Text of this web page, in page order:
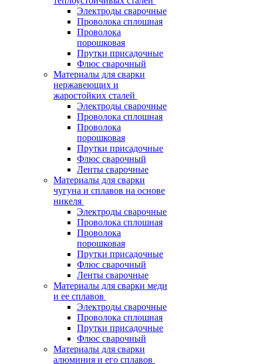
Электроды сварочные
Проволока сплошная
Проволока
порошковая
Прутки присадочные
Флюс сварочный
Материалы для сварки
нержавеющих и
жаростойких сталей
Электроды сварочные
Проволока сплошная
Проволока
порошковая
Прутки присадочные
Флюс сварочный
Ленты сварочные
Материалы для сварки
чугуна и сплавов на основе
никеля
Электроды сварочные
Проволока сплошная
Проволока
порошковая
Прутки присадочные
Флюс сварочный
Ленты сварочные
Материалы для сварки меди
и ее сплавов
Электроды сварочные
Проволока сплошная
Прутки присадочные
Флюс сварочный
Материалы для сварки
алюминия и его сплавов